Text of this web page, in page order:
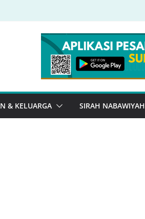
& KELUARGA SIRAH NABAWIYAH